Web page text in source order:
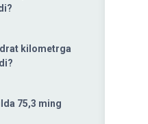
kilometrga
75,3 ming